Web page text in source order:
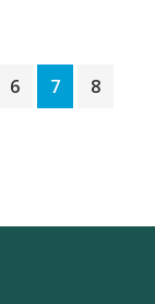
Page
6 Page
7 Page
8